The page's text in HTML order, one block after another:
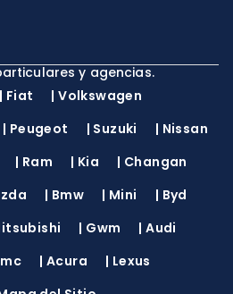
y agencias.
| Fiat |Volkswagen
| Peugeot | Suzuki | Nissan
| Ram | Kia | Changan
| Bmw | Mini | Byd
| Gwm |Audi
|Acura | Lexus